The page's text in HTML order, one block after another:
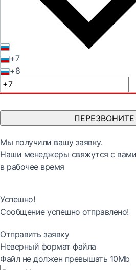
+7
+8
Мы получили вашу заявку.
Наши менеджеры свяжутся с вами
в рабочее время
Успешно!
Сообщение успешно отправлено!
Отправить заявку
Неверный формат файла
Файл не должен превышать 10Mb